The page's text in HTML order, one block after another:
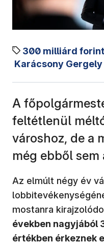
300 milliárd forint
Karácsony Gergely
A
feltétlenül
városhoz, de a
még ebből
Az elmúlt négy év
mostanra
években nagyjából
értékben érkeznek